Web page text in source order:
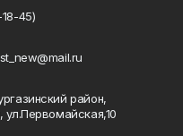
45)
район,
ул.Первомайская,10